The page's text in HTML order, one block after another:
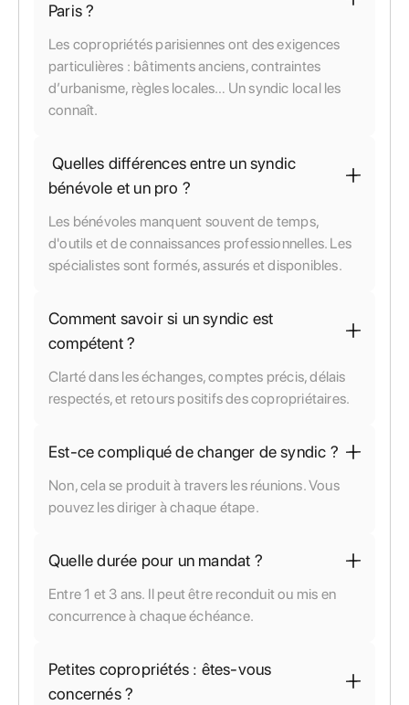
Paris ?
Les copropriétés parisiennes ont des exigences
particulières : bâtiments anciens, contraintes
d’urbanisme, règles locales… Un syndic local les
connaît.
Quelles différences entre un syndic
bénévole et un pro ?
Les bénévoles manquent souvent de temps,
d'outils et de connaissances professionnelles. Les
spécialistes sont formés, assurés et disponibles.
Comment savoir si un syndic est
compétent ?
Clarté dans les échanges, comptes précis, délais
respectés, et retours positifs des copropriétaires.
Est-ce compliqué de changer de syndic ?
Non, cela se produit à travers les réunions. Vous
pouvez les diriger à chaque étape.
Quelle durée pour un mandat ?
Entre 1 et 3 ans. Il peut être reconduit ou mis en
concurrence à chaque échéance.
Petites copropriétés : êtes-vous
concernés ?